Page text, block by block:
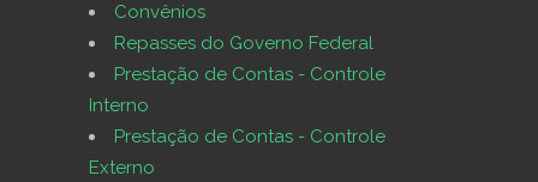
Convênios
Repasses do Governo Federal
Prestação de Contas - Controle
Interno
Prestação de Contas - Controle
Externo